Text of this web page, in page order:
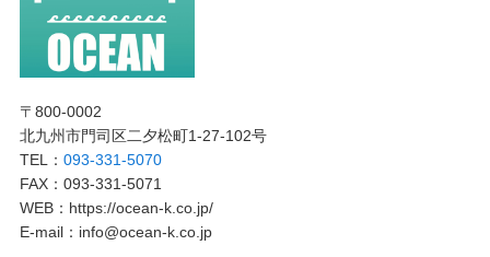
〒800-0002
北九州市門司区二夕松町1-27-102号
TEL： 093-331-5070
FAX：093-331-5071
WEB：https://ocean-k.co.jp/
E-mail：info@ocean-k.co.jp